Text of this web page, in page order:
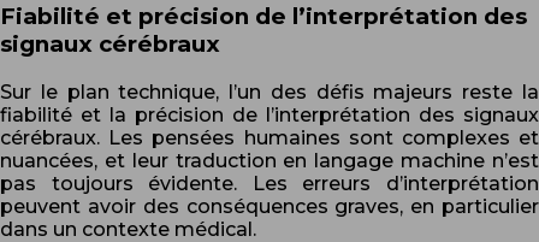
Fiabilité et précision de l’interprétation des
signaux cérébraux
Sur le plan technique, l’un des défis majeurs reste la
fiabilité et la précision de l’interprétation des signaux
cérébraux. Les pensées humaines sont complexes et
nuancées, et leur traduction en langage machine n’est
pas toujours évidente. Les erreurs d’interprétation
peuvent avoir des conséquences graves, en particulier
dans un contexte médical.